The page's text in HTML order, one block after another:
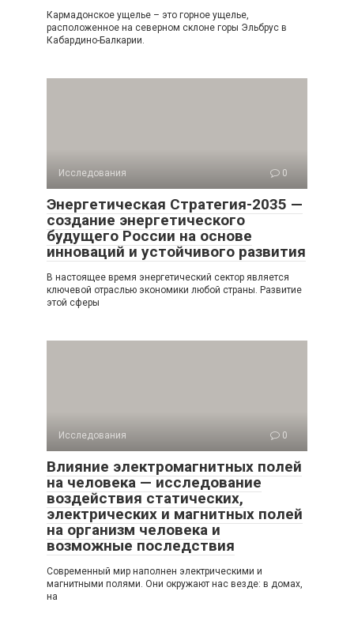
Кармадонское ущелье – это горное ущелье,
расположенное на северном склоне горы Эльбрус в
Кабардино-Балкарии.
Исследования 0
Энергетическая Стратегия-2035 —
создание энергетического
будущего России на основе
инноваций и устойчивого развития
В настоящее время энергетический сектор является
ключевой отраслью экономики любой страны. Развитие
этой сферы
Исследования 0
Влияние электромагнитных полей
на человека — исследование
воздействия статических,
электрических и магнитных полей
на организм человека и
возможные последствия
Современный мир наполнен электрическими и
магнитными полями. Они окружают нас везде: в домах,
на